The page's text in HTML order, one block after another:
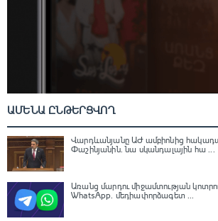
ԱՄԵՆԱ ԸՆԹԵՐՑՎՈՂ
Վարդևանյանը ԱԺ ամբիոնից
Փաշինյանին․ նա սկանդալային հա ...
Առանց մարդու միջամտության
WhatsApp․ մեդիափորձագետ ...